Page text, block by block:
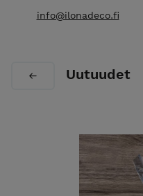
pyykkietikasta
kierrätyslaatikoita.
sekä
info@ilonadeco.fi
Uutuudet